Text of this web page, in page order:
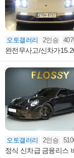
오토갤러리 2인승
완전무사고/신차가
오토갤러리 2인승
정식 신차급 금융리스